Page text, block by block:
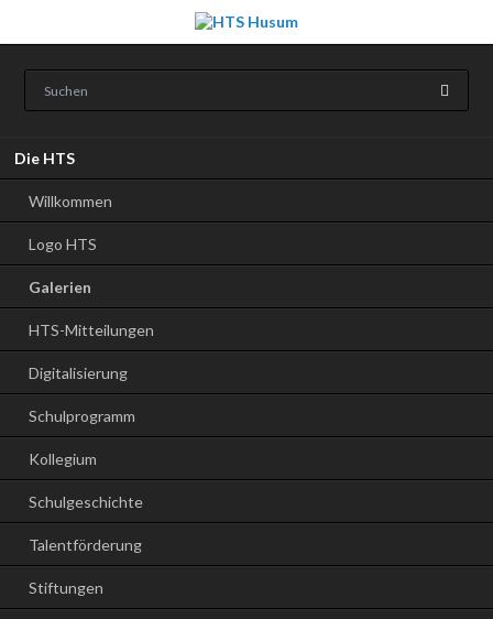
überspringen
Die HTS
Willkommen
Logo HTS
Galerien
HTS-Mitteilungen
Digitalisierung
Schulprogramm
Kollegium
Schulgeschichte
Talentförderung
Stiftungen